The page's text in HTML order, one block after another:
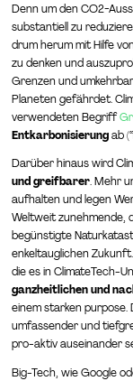
Denn um den CO2-
substantiell zu
drum herum mit Hilfe
zu denken und
Grenzen und
Planeten gefährdet.
verwendeten Begriff
Entkarbonisierungab
Darüber hinaus wird
und greifbarer. Mehr
aufhalten und legen
Weltweit zunehmende,
begünstigte
enkeltauglichen
die es in ClimateTech-
ganzheitlichen und
einem starken purpose.
umfassender und
pro-aktiv auseinander
Big-Tech, wie Google